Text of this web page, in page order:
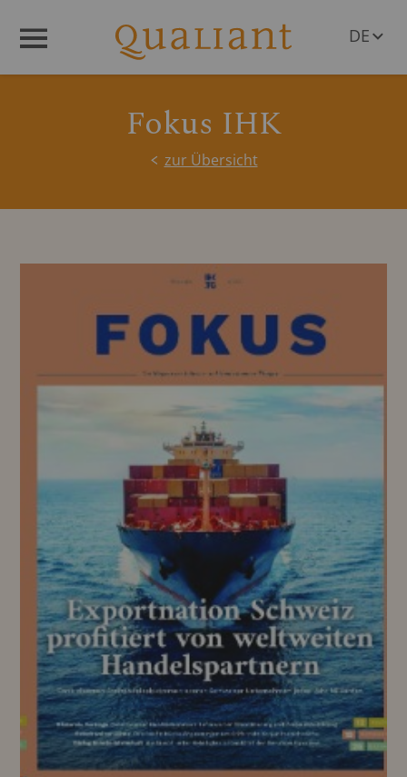
DE
Fokus IHK
zur Übersicht